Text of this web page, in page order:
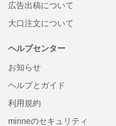
広告出稿について
大口注文について
ヘルプセンター
お知らせ
ヘルプとガイド
利用規約
minneのセキュリティ